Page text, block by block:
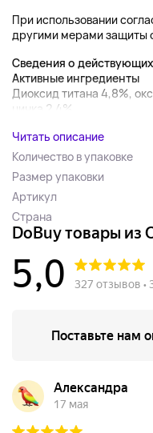
При использовании
другими мерами защиты
Сведения о
Активные ингредиенты
Диоксид титана 4,8%,
цинка 2,4%
Читать описание
Количество в упаковке
Размер упаковки
Артикул
Страна